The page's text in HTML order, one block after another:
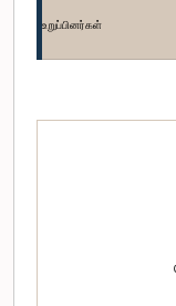
உறுப்பினர்கள்